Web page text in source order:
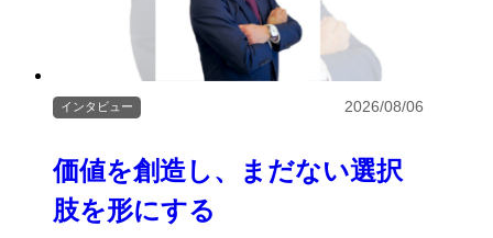
価値を創造し、まだない選択
肢を形にする
インタビュー 2026/08/06